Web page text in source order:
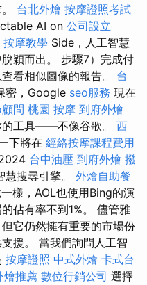
台北外燴 按摩證照考試
AI on 公司設立
按摩教學 Side，人工智慧
穎而出。 步驟7）完成付
看相似圖像的報告。 台
密，Google seo服務 現在
問 桃園 按摩 到府外燴
的工具——不像谷歌。 西
下將在 經絡按摩課程費用
台中油壓 到府外燴 撥
搜尋引擎。 外燴自助餐
樣，AOL也使用Bing的演
佔有率不到1%。 儘管雅
它仍然擁有重要的市場份
援。 當我們詢問人工智
按摩證照 中式外燴 卡式台
燴推薦 數位行銷公司 選擇